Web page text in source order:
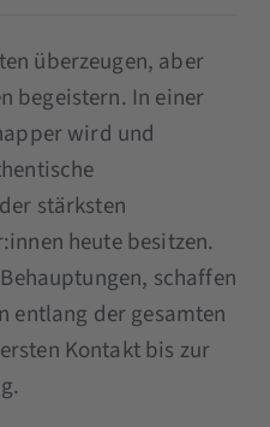
überzeugen, aber
begeistern. In einer
wird und
stärksten
heute besitzen.
schaffen
der gesamten
Kontakt bis zur